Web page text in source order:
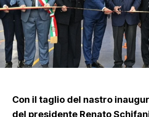
Con il taglio del nastro
del presidente Renato